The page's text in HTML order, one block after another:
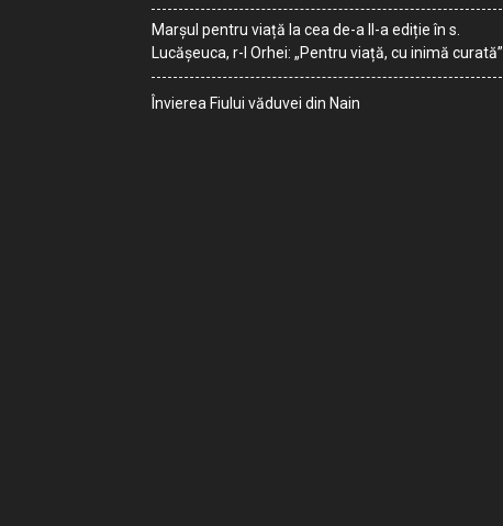
Marșul pentru viață la cea de-a II-a ediție în s.
Lucășeuca, r-l Orhei: „Pentru viață, cu inimă curată”
Învierea Fiului văduvei din Nain